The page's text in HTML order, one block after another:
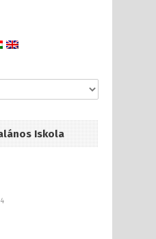
Iskola